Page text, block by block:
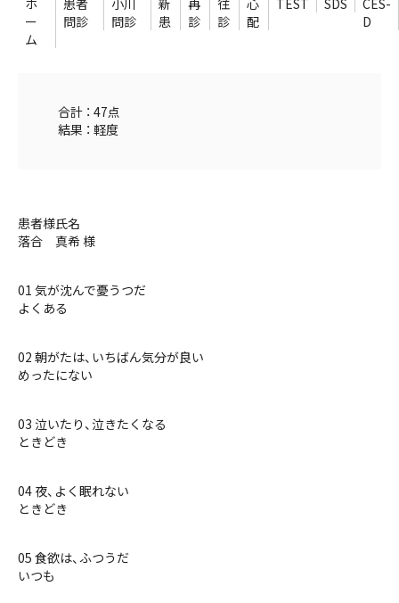
ー
ム
問診
問診
患
診
診
配
D
合計 ： 47点
結果 ： 軽度
患者様氏名
落合 真希 様
01 気が沈んで憂うつだ
よくある
02 朝がたは、いちばん気分が良い
めったにない
03 泣いたり、泣きたくなる
ときどき
04 夜、よく眠れない
ときどき
05 食欲は、ふつうだ
いつも